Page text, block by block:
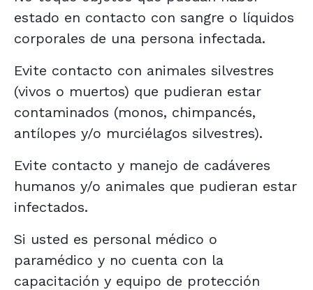
estado en contacto con sangre o líquidos
corporales de una persona infectada.
Evite contacto con animales silvestres
(vivos o muertos) que pudieran estar
contaminados (monos, chimpancés,
antílopes y/o murciélagos silvestres).
Evite contacto y manejo de cadáveres
humanos y/o animales que pudieran estar
infectados.
Si usted es personal médico o
paramédico y no cuenta con la
capacitación y equipo de protección